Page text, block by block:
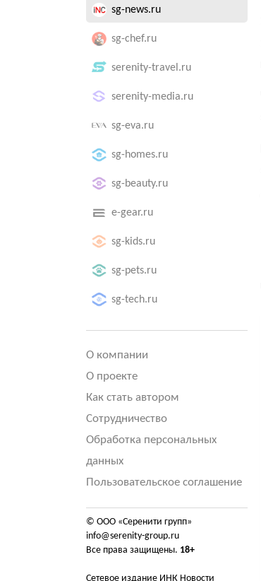
sg-news.ru
sg-chef.ru
serenity-travel.ru
serenity-media.ru
sg-eva.ru
sg-homes.ru
sg-beauty.ru
e-gear.ru
sg-kids.ru
sg-pets.ru
sg-tech.ru
О компании
О проекте
Как стать автором
Сотрудничество
Обработка персональных
данных
Пользовательское соглашение
© ООО «Серенити групп»
info@serenity-group.ru
Все права защищены. 18+
Сетевое издание ИНК Новости